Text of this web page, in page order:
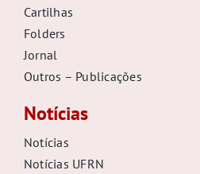
Cartilhas
Folders
Jornal
Outros – Publicações
Notícias
Notícias
Notícias UFRN